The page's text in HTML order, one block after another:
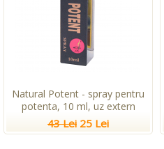
Natural Potent - spray pentru
potenta, 10 ml, uz extern
43 Lei 25 Lei